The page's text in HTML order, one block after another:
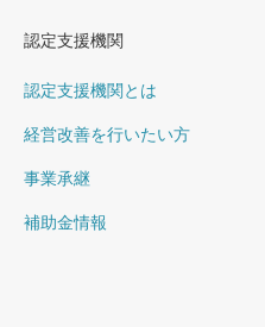
認定支援機関
認定支援機関とは
経営改善を行いたい方
事業承継
補助金情報